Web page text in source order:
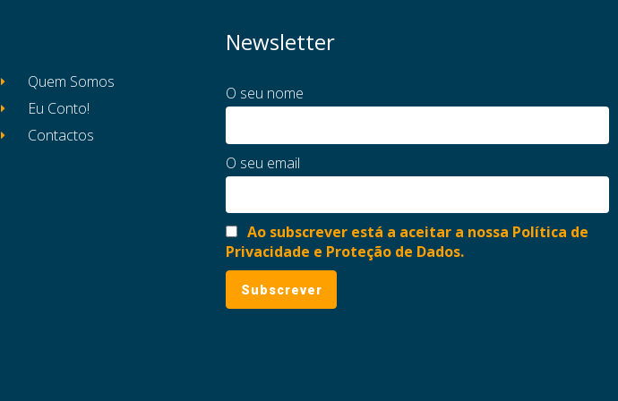
Quem Somos
Eu Conto!
Contactos
Newsletter
O seu nome
O seu email
Ao subscrever está a aceitar a nossa Política de
Privacidade e Proteção de Dados.